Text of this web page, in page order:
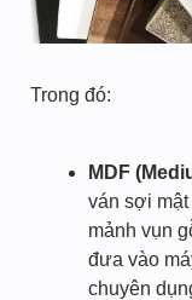
Trong đó:
MDF
ván sợi
mảnh vụn
đưa vào
chuyên